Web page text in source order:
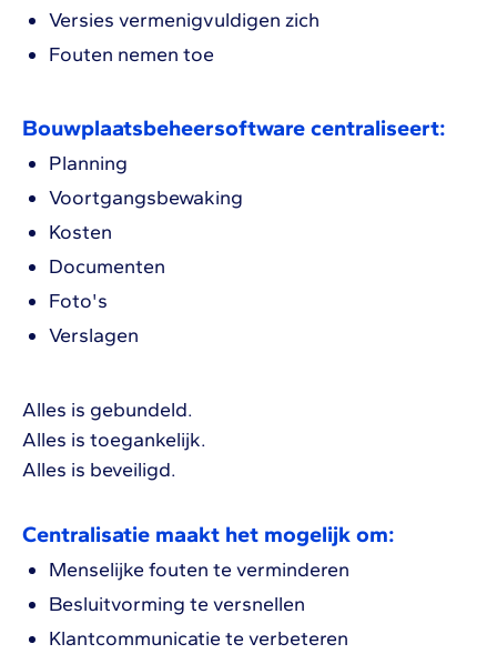
Versies vermenigvuldigen zich
Fouten nemen toe
Bouwplaatsbeheersoftware centraliseert:
Planning
Voortgangsbewaking
Kosten
Documenten
Foto's
Verslagen
Alles is gebundeld.
Alles is toegankelijk.
Alles is beveiligd.
Centralisatie maakt het mogelijk om:
Menselijke fouten te verminderen
Besluitvorming te versnellen
Klantcommunicatie te verbeteren